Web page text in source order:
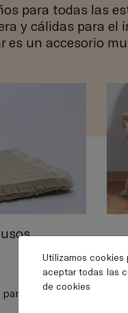
para todas las
y cálidas para el
es un accesorio
todas las
Utilizamos cookies
aceptar todas las
de cookies